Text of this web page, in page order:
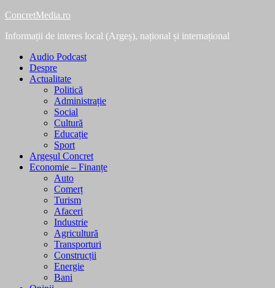
ConcretMedia.ro
Informații de interes local (Argeș), național și internațional
Audio Podcast
Despre
Actualitate
Politică
Administrație
Social
Cultură
Educație
Sport
Argeșul Concret
Economie – Finanțe
Auto
Comerț
Turism
Afaceri
Industrie
Agricultură
Transporturi
Construcții
Energie
Bani